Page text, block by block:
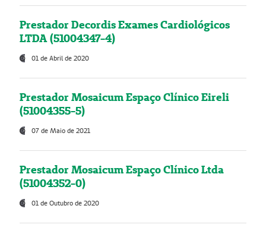
Prestador Decordis Exames Cardiológicos
LTDA (51004347-4)
01 de Abril de 2020
Prestador Mosaicum Espaço Clínico Eireli
(51004355-5)
07 de Maio de 2021
Prestador Mosaicum Espaço Clínico Ltda
(51004352-0)
01 de Outubro de 2020